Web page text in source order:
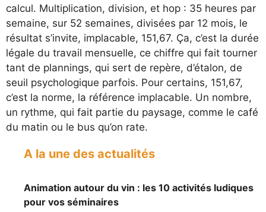
calcul. Multiplication, division, et hop : 35 heures par
semaine, sur 52 semaines, divisées par 12 mois, le
résultat s’invite, implacable, 151,67. Ça, c’est la durée
légale du travail mensuelle, ce chiffre qui fait tourner
tant de plannings, qui sert de repère, d’étalon, de
seuil psychologique parfois. Pour certains, 151,67,
c’est la norme, la référence implacable. Un nombre,
un rythme, qui fait partie du paysage, comme le café
du matin ou le bus qu’on rate.
A la une des actualités
Animation autour du vin : les 10 activités ludiques
pour vos séminaires